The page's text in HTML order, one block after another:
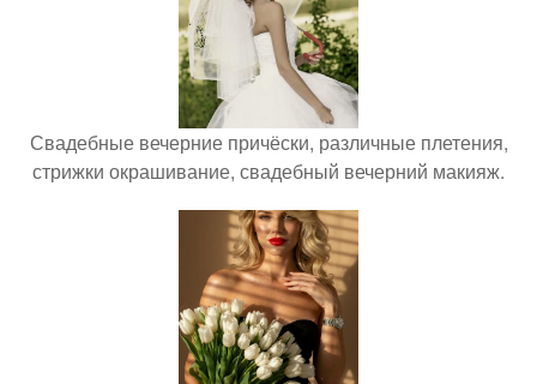
Свадебные вечерние причёски, различные плетения,
стрижки окрашивание, свадебный вечерний макияж.